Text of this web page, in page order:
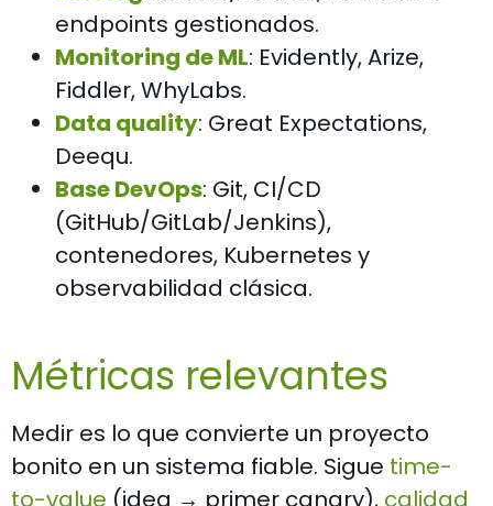
endpoints gestionados.
Monitoring de ML: Evidently, Arize,
Fiddler, WhyLabs.
Data quality: Great Expectations,
Deequ.
Base DevOps: Git, CI/CD
(GitHub/GitLab/Jenkins),
contenedores, Kubernetes y
observabilidad clásica.
Métricas relevantes
Medir es lo que convierte un proyecto
bonito en un sistema fiable. Sigue time-
to-value (idea → primer canary), calidad